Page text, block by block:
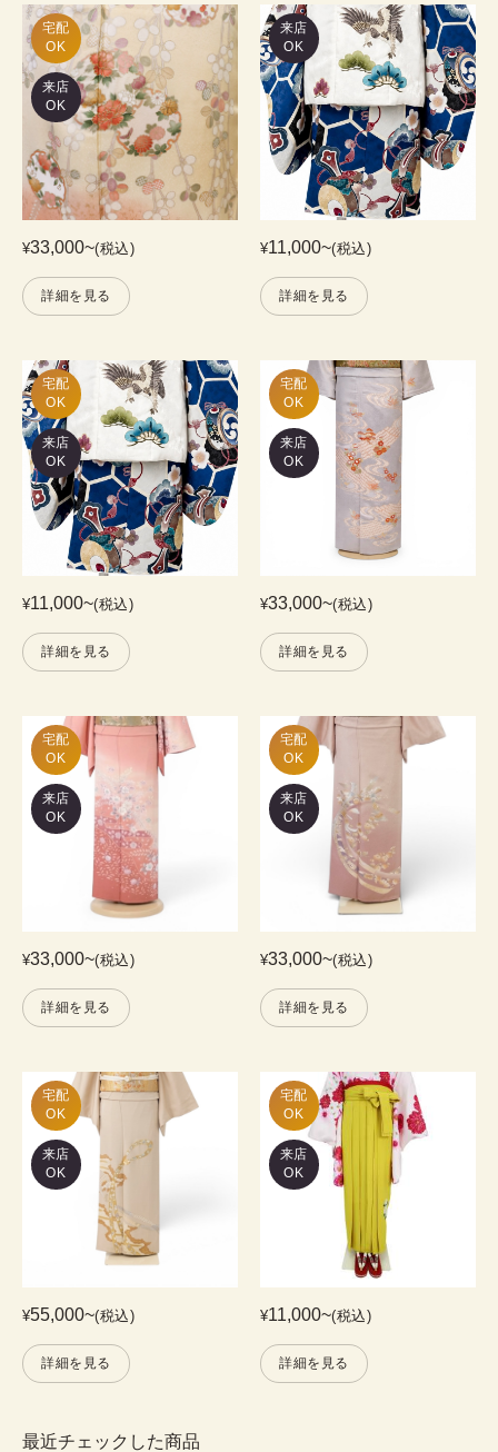
宅配
OK
来店
OK
¥33,000~(税込)
詳細を見る
来店
OK
¥11,000~(税込)
詳細を見る
宅配
OK
来店
OK
¥11,000~(税込)
詳細を見る
宅配
OK
来店
OK
¥33,000~(税込)
詳細を見る
宅配
OK
来店
OK
¥33,000~(税込)
詳細を見る
宅配
OK
来店
OK
¥33,000~(税込)
詳細を見る
宅配
OK
来店
OK
¥55,000~(税込)
詳細を見る
宅配
OK
来店
OK
¥11,000~(税込)
詳細を見る
最近チェックした商品